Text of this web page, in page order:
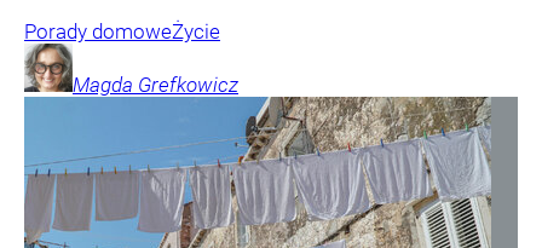
Porady domoweŻycie
Magda Grefkowicz